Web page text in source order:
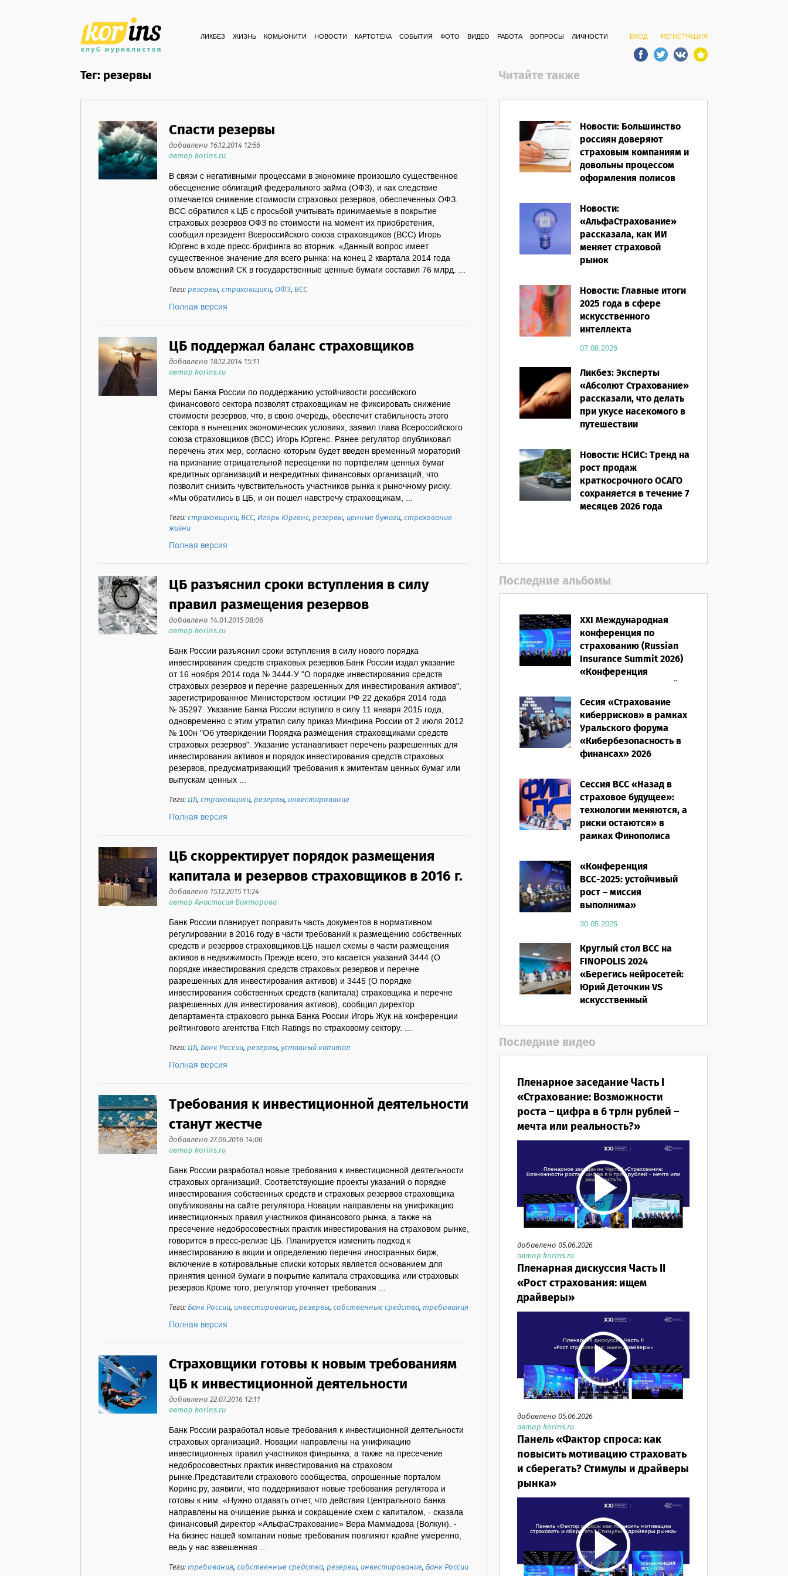
ВХОД РЕГИСТРАЦИЯ
ЛИКБЕЗ ЖИЗНЬ КОМЬЮНИТИ НОВОСТИ КАРТОТЕКА СОБЫТИЯ ФОТО ВИДЕО РАБОТА ВОПРОСЫ ЛИЧНОСТИ
Тег: резервы
Спасти резервы
добавлено 16.12.2014 12:56
автор korins.ru
В связи с негативными процессами в экономике произошло существенное
обесценение облигаций федерального займа (ОФЗ), и как следствие
отмечается снижение стоимости страховых резервов, обеспеченных ОФЗ.
ВСС обратился к ЦБ с просьбой учитывать принимаемые в покрытие
страховых резервов ОФЗ по стоимости на момент их приобретения,
сообщил президент Всероссийского союза страховщиков (ВСС) Игорь
Юргенс в ходе пресс-брифинга во вторник. «Данный вопрос имеет
существенное значение для всего рынка: на конец 2 квартала 2014 года
объем вложений СК в государственные ценные бумаги составил 76 млрд. ...
Теги:резервы,страховщики,ОФЗ, ВСС
Полная версия
ЦБ поддержал баланс страховщиков
добавлено 18.12.2014 15:11
автор korins.ru
Меры Банка России по поддержанию устойчивости российского
финансового сектора позволят страховщикам не фиксировать снижение
стоимости резервов, что, в свою очередь, обеспечит стабильность этого
сектора в нынешних экономических условиях, заявил глава Всероссийского
союза страховщиков (ВСС) Игорь Юргенс. Ранее регулятор опубликовал
перечень этих мер, согласно которым будет введен временный мораторий
на признание отрицательной переоценки по портфелям ценных бумаг
кредитных организаций и некредитных финансовых организаций, что
позволит снизить чувствительность участников рынка к рыночному риску.
«Мы обратились в ЦБ, и он пошел навстречу страховщикам, ...
Теги:страховщики, ВСС, Игорь Юргенс,резервы, ценные бумаги,страхование
жизни
Полная версия
ЦБ разъяснил сроки вступления в силу
правил размещения резервов
добавлено 14.01.2015 08:06
автор korins.ru
Банк России разъяснил сроки вступления в силу нового порядка
инвестирования средств страховых резервов.Банк России издал указание
от 16 ноября 2014 года № 3444-У "О порядке инвестирования средств
страховых резервов и перечне разрешенных для инвестирования активов",
зарегистрированное Министерством юстиции РФ 22 декабря 2014 года
№ 35297. Указание Банка России вступило в силу 11 января 2015 года,
одновременно с этим утратил силу приказ Минфина России от 2 июля 2012
№ 100н "Об утверждении Порядка размещения страховщиками средств
страховых резервов". Указание устанавливает перечень разрешенных для
инвестирования активов и порядок инвестирования средств страховых
резервов, предусматривающий требования к эмитентам ценных бумаг или
выпускам ценных ...
Теги:ЦБ,страховщики,резервы, инвестирование
Полная версия
ЦБ скорректирует порядок размещения
капитала и резервов страховщиков в 2016 г.
добавлено 15.12.2015 11:24
автор Анастасия Викторова
Банк России планирует поправить часть документов в нормативном
регулировании в 2016 году в части требований к размещению собственных
средств и резервов страховщиков.ЦБ нашел схемы в части размещения
активов в недвижимость.Прежде всего, это касается указаний 3444 (О
порядке инвестирования средств страховых резервов и перечне
разрешенных для инвестирования активов) и 3445 (О порядке
инвестирования собственных средств (капитала) страховщика и перечне
разрешенных для инвестирования активов), сообщил директор
департамента страхового рынка Банка России Игорь Жук на конференции
рейтингового агентства Fitch Ratings по страховому сектору. ...
Теги:ЦБ, Банк России,резервы,уставный капитал
Полная версия
Требования к инвестиционной деятельности
станут жестче
добавлено 27.06.2016 14:06
автор korins.ru
Банк России разработал новые требования к инвестиционной деятельности
страховых организаций. Соответствующие проекты указаний о порядке
инвестирования собственных средств и страховых резервов страховщика
опубликованы на сайте регулятора.Новации направлены на унификацию
инвестиционных правил участников финансового рынка, а также на
пресечение недобросовестных практик инвестирования на страховом рынке,
говорится в пресс-релизе ЦБ. Планируется изменить подход к
инвестированию в акции и определению перечня иностранных бирж,
включение в котировальные списки которых является основанием для
принятия ценной бумаги в покрытие капитала страховщика или страховых
резервов.Кроме того, регулятор уточняет требования ...
Теги:Банк России, инвестирование,резервы,собственные средства,требования
Полная версия
Страховщики готовы к новым требованиям
ЦБ к инвестиционной деятельности
добавлено 22.07.2016 12:11
автор korins.ru
Банк России разработал новые требования к инвестиционной деятельности
страховых организаций. Новации направлены на унификацию
инвестиционных правил участников финрынка, а также на пресечение
недобросовестных практик инвестирования на страховом
рынке.Представители страхового сообщества, опрошенные порталом
Коринс.ру, заявили, что поддерживают новые требования регулятора и
готовы к ним. «Нужно отдавать отчет, что действия Центрального банка
направлены на очищение рынка и сокращение схем с капиталом, - сказала
финансовый директор «АльфаСтрахование» Вера Маммадова (Волкун). -
На бизнес нашей компании новые требования повлияют крайне умеренно,
ведь у нас взвешенная ...
Теги:требования,собственные средства,резервы, инвестирование, Банк России
Читайте также
Новости: Большинство
россиян доверяют
страховым компаниям и
довольны процессом
оформления полисов
Новости:
«АльфаСтрахование»
рассказала, как ИИ
меняет страховой
рынок
Новости: Главные итоги
2025 года в сфере
искусственного
интеллекта
07.08.2026
Ликбез: Эксперты
«Абсолют Страхование»
рассказали, что делать
при укусе насекомого в
путешествии
Новости: НСИС: Тренд на
рост продаж
краткосрочного ОСАГО
сохраняется в течение 7
месяцев 2026 года
Последние альбомы
XXI Международная
конференция по
страхованию (Russian
Insurance Summit 2026)
«Конференция
ВСС-2026: Культурный
код страхования/
Человеческий фактор»
28.05.2026
Сесия «Страхование
киберрисков» в рамках
Уральского форума
«Кибербезопасность в
финансах» 2026
Сессия ВСС «Назад в
страховое будущее»:
технологии меняются, а
риски остаются» в
рамках Финополиса
16.03.2026
«Конференция
ВСС-2025: устойчивый
рост – миссия
выполнима»
30.05.2025
Круглый стол ВСС на
FINOPOLIS 2024
«Берегись нейросетей:
Юрий Деточкин VS
искусственный
Последние видео
Пленарное заседание Часть I
«Страхование: Возможности
роста – цифра в 6 трлн рублей –
мечта или реальность?»
добавлено 05.06.2026
автор korins.ru
Пленарная дискуссия Часть II
«Рост страхования: ищем
драйверы»
добавлено 05.06.2026
автор korins.ru
Панель «Фактор спроса: как
повысить мотивацию страховать
и сберегать? Стимулы и драйверы
рынка»